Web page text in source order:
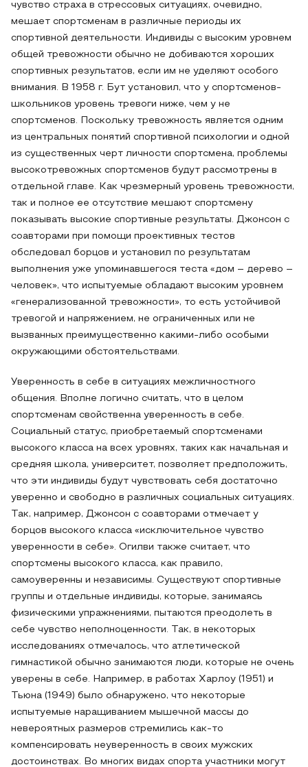
чувство страха в стрессовых ситуациях, очевидно,
мешает спортсменам в различные периоды их
спортивной деятельности. Индивиды с высоким уровнем
общей тревожности обычно не добиваются хороших
спортивных результатов, если им не уделяют особого
внимания. В 1958 г. Бут установил, что у спортсменов-
школьников уровень тревоги ниже, чем у не
спортсменов. Поскольку тревожность является одним
из центральных понятий спортивной психологии и одной
из существенных черт личности спортсмена, проблемы
высокотревожных спортсменов будут рассмотрены в
отдельной главе. Как чрезмерный уровень тревожности,
так и полное ее отсутствие мешают спортсмену
показывать высокие спортивные результаты. Джонсон с
соавторами при помощи проективных тестов
обследовал борцов и установил по результатам
выполнения уже упоминавшегося теста «дом – дерево –
человек», что испытуемые обладают высоким уровнем
«генерализованной тревожности», то есть устойчивой
тревогой и напряжением, не ограниченных или не
вызванных преимущественно какими-либо особыми
окружающими обстоятельствами.
Уверенность в себе в ситуациях межличностного
общения. Вполне логично считать, что в целом
спортсменам свойственна уверенность в себе.
Социальный статус, приобретаемый спортсменами
высокого класса на всех уровнях, таких как начальная и
средняя школа, университет, позволяет предположить,
что эти индивиды будут чувствовать себя достаточно
уверенно и свободно в различных социальных ситуациях.
Так, например, Джонсон с соавторами отмечает у
борцов высокого класса «исключительное чувство
уверенности в себе». Огилви также считает, что
спортсмены высокого класса, как правило,
самоуверенны и независимы. Существуют спортивные
группы и отдельные индивиды, которые, занимаясь
физическими упражнениями, пытаются преодолеть в
себе чувство неполноценности. Так, в некоторых
исследованиях отмечалось, что атлетической
гимнастикой обычно занимаются люди, которые не очень
уверены в себе. Например, в работах Харлоу (1951) и
Тьюна (1949) было обнаружено, что некоторые
испытуемые наращиванием мышечной массы до
невероятных размеров стремились как-то
компенсировать неуверенность в своих мужских
достоинствах. Во многих видах спорта участники могут